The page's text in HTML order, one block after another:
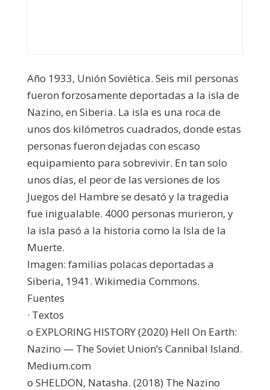
Año 1933, Unión Soviética. Seis mil personas
fueron forzosamente deportadas a la isla de
Nazino, en Siberia. La isla es una roca de
unos dos kilómetros cuadrados, donde estas
personas fueron dejadas con escaso
equipamiento para sobrevivir. En tan solo
unos días, el peor de las versiones de los
Juegos del Hambre se desató y la tragedia
fue inigualable. 4000 personas murieron, y
la isla pasó a la historia como la Isla de la
Muerte.
Imagen: familias polacas deportadas a
Siberia, 1941. Wikimedia Commons.
Fuentes
· Textos
o EXPLORING HISTORY (2020) Hell On Earth:
Nazino — The Soviet Union’s Cannibal Island.
Medium.com
o SHELDON, Natasha. (2018) The Nazino